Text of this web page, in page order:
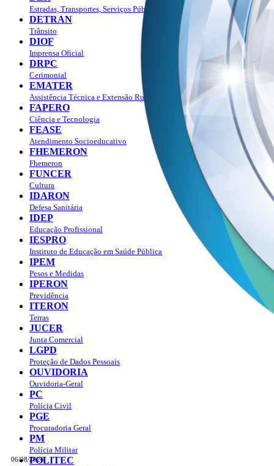
06/08/2026
Estradas, Transportes, Serviços Públicos
DETRAN
Trânsito
DIOF
Imprensa Oficial
DRPC
Cerimonial
EMATER
Assistência Técnica e Extensão Rural
FAPERO
Ciência e Tecnologia
FEASE
Atendimento Socioeducativo
FHEMERON
Fhemeron
FUNCER
Cultura
IDARON
Defesa Sanitária
IDEP
Educação Profissional
IESPRO
Instituto de Educação em Saúde Pública
IPEM
Pesos e Medidas
IPERON
Previdência
ITERON
Terras
JUCER
Junta Comercial
LGPD
Proteção de Dados Pessoais
OUVIDORIA
Ouvidoria-Geral
PC
Polícia Civil
PGE
Procuradoria Geral
PM
Polícia Militar
POLITEC